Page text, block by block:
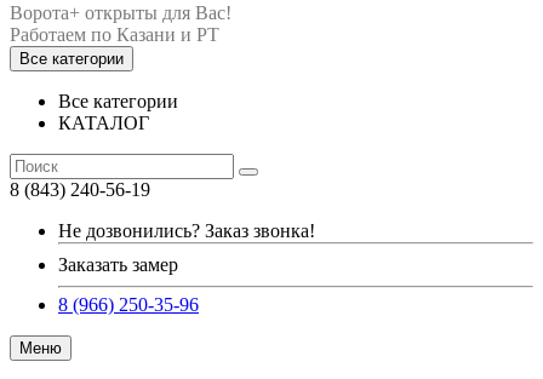
Ворота+ открыты для Вас!
Все категории
Все категории
КАТАЛОГ
8 (843) 240-56-19
Не дозвонились? Заказ звонка!
Заказать замер
8 (966) 250-35-96
Меню